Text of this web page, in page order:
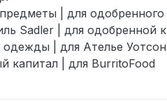
| для одобренного
Sadler | для одобренной
одежды | для Ателье
капитал | для BurritoFood